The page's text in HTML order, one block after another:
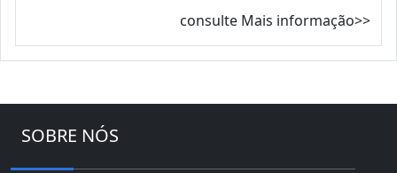
consulte Mais informação>>
SOBRE NÓS